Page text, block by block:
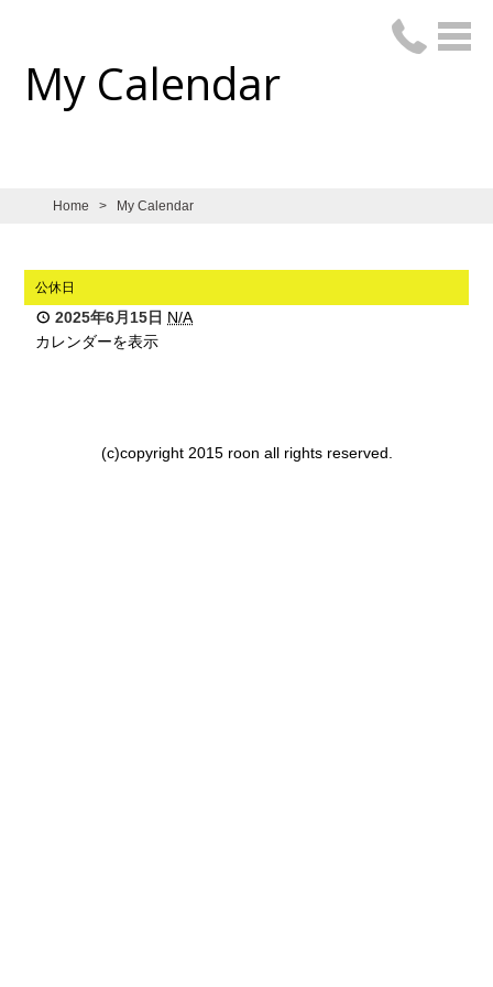
My Calendar
Home > My Calendar
公休日
2025年6月15日 N/A
カレンダーを表示
(c)copyright 2015 roon all rights reserved.